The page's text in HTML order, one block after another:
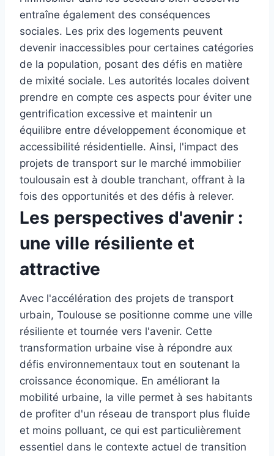
entraîne également des conséquences
sociales. Les prix des logements peuvent
devenir inaccessibles pour certaines catégories
de la population, posant des défis en matière
de mixité sociale. Les autorités locales doivent
prendre en compte ces aspects pour éviter une
gentrification excessive et maintenir un
équilibre entre développement économique et
accessibilité résidentielle. Ainsi, l'impact des
projets de transport sur le marché immobilier
toulousain est à double tranchant, offrant à la
fois des opportunités et des défis à relever.
Les perspectives d'avenir :
une ville résiliente et
attractive
Avec l'accélération des projets de transport
urbain, Toulouse se positionne comme une ville
résiliente et tournée vers l'avenir. Cette
transformation urbaine vise à répondre aux
défis environnementaux tout en soutenant la
croissance économique. En améliorant la
mobilité urbaine, la ville permet à ses habitants
de profiter d'un réseau de transport plus fluide
et moins polluant, ce qui est particulièrement
essentiel dans le contexte actuel de transition